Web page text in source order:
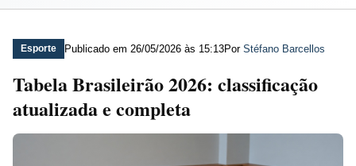
Esporte Publicado em 26/05/2026 às 15:13Por Stéfano Barcellos
Tabela Brasileirão 2026: classificação
atualizada e completa